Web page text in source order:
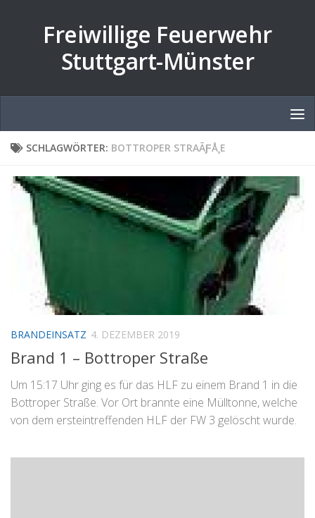
Freiwillige Feuerwehr
Stuttgart-Münster
SCHLAGWÖRTER: BOTTROPER STRAÃƑÅ¸E
BRANDEINSATZ 4. DEZEMBER 2019
Brand 1 – Bottroper Straße
Um 15:17 Uhr ging es für das HLF zu einem Brand 1 in die
Bottroper Straße. Vor Ort brannte eine Mülltonne, welche
von dem ersteintreffenden HLF der FW 3 gelöscht wurde.